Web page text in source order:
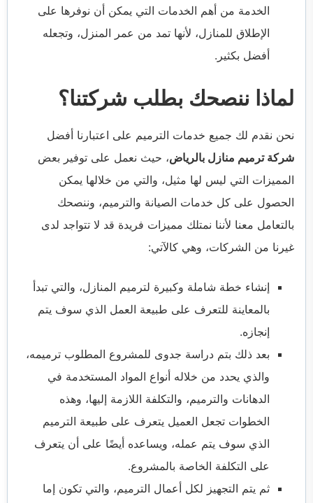
الخدمة من أهم الخدمات التي يمكن أن نوفرها على
الإطلاق للمنازل، لأنها تمد من عمر المنزل، وتجعله
أفضل بكثير.
لماذا ننصحك بطلب شركتنا؟
نحن نقدم لك جميع خدمات الترميم على اعتبارنا أفضل
شركة ترميم منازل بالرياض، حيث نعمل على توفير بعض
المميزات التي ليس لها مثيل، والتي من خلالها يمكن
الحصول على كل خدمات الصيانة والترميم، وننصحك
بالتعامل معنا لأننا نمتلك مميزات فريدة قد لا تتواجد لدى
غيرنا من الشركات، وهي كالآتي:
إنشاء خطة شاملة وكبيرة لترميم المنازل، والتي تبدأ
بالمعاينة للتعرف على طبيعة العمل الذي سوف يتم
إنجازه.
بعد ذلك بتم دراسة جدوى للمشروع المطلوب ترميمه،
والذي يحدد من خلاله أنواع المواد المستخدمة في
الدهانات والترميم، والتكلفة اللازمة إليها، وهذه
الخطوات تجعل العميل يتعرف على طبيعة الترميم
الذي سوف يتم عمله، ويساعده أيضًا على أن يتعرف
على التكلفة الخاصة بالمشروع.
ثم يتم التجهيز لكل أعمال الترميم، والتي تكون إما